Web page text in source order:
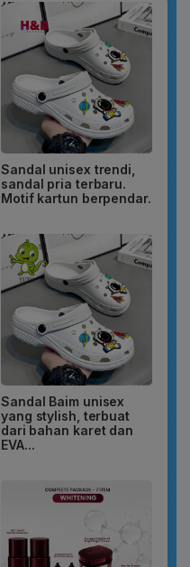
Sandal unisex trendi,
sandal pria terbaru.
Motif kartun berpendar.
Sandal Baim unisex
yang stylish, terbuat
dari bahan karet dan
EVA...